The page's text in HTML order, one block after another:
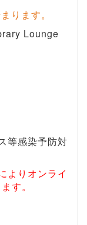
ります。
Lounge
等感染予防対
よりオンライ
す。